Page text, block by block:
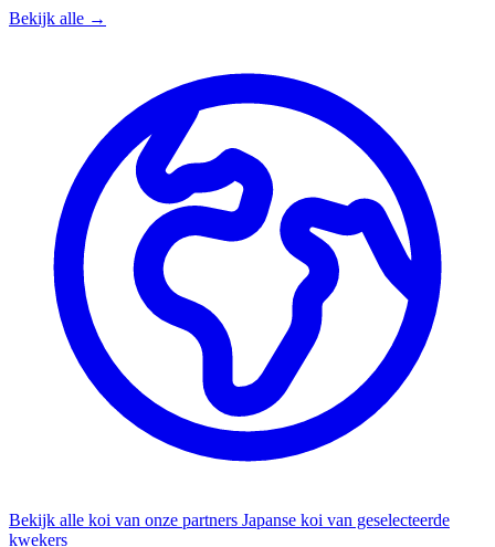
Bekijk alle →
Bekijk alle koi van onze partners Japanse koi van geselecteerde
kwekers